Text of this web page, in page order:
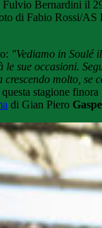
Fulvio Bernardini il
di Fabio Rossi/AS
"Vediamo in Soulé
le sue occasioni.
crescendo molto, se
stagione finora
di Gian Piero